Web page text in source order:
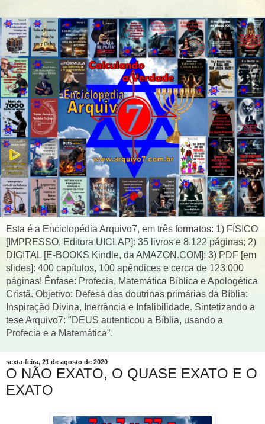
Esta é a Enciclopédia Arquivo7, em três formatos: 1) FÍSICO
[IMPRESSO, Editora UICLAP]: 35 livros e 8.122 páginas; 2)
DIGITAL [E-BOOKS Kindle, da AMAZON.COM]; 3) PDF [em
slides]: 400 capítulos, 100 apêndices e cerca de 123.000
páginas! Ênfase: Profecia, Matemática Bíblica e Apologética
Cristã. Objetivo: Defesa das doutrinas primárias da Bíblia:
Inspiração Divina, Inerrância e Infalibilidade. Sintetizando a
tese Arquivo7: "DEUS autenticou a Bíblia, usando a
Profecia e a Matemática".
sexta-feira, 21 de agosto de 2020
O NÃO EXATO, O QUASE EXATO E O
EXATO